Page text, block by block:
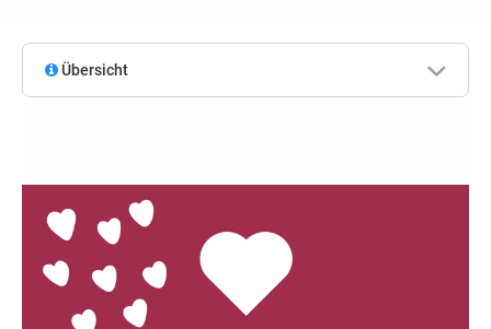
Übersicht